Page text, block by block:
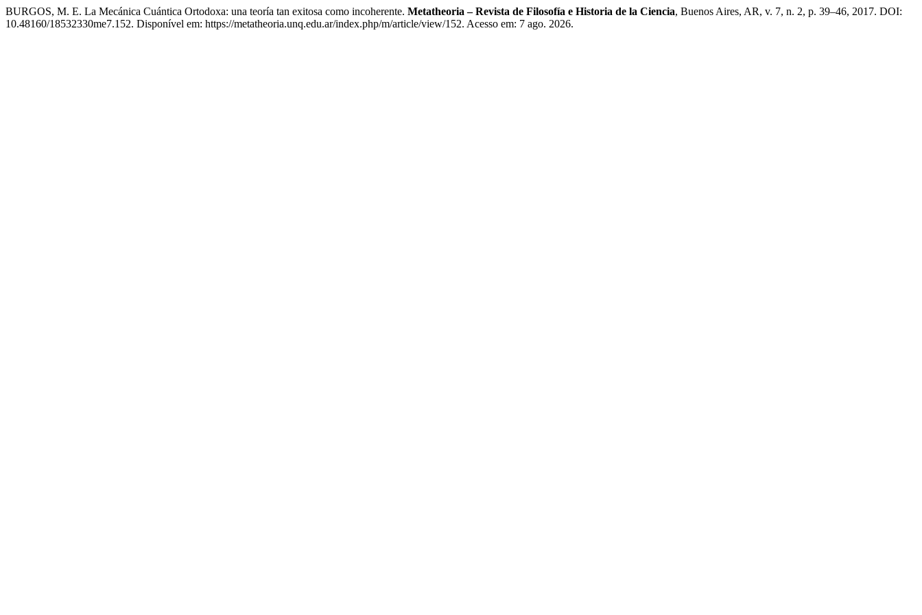
BURGOS, M. E. La Mecánica Cuántica Ortodoxa: una teoría tan exitosa como incoherente. Metatheoria – Revista de Filosofía e Historia de la Ciencia, Buenos Aires, AR, v. 7, n. 2, p. 39–46, 2017. DOI:
10.48160/18532330me7.152. Disponível em: https://metatheoria.unq.edu.ar/index.php/m/article/view/152. Acesso em: 7 ago. 2026.